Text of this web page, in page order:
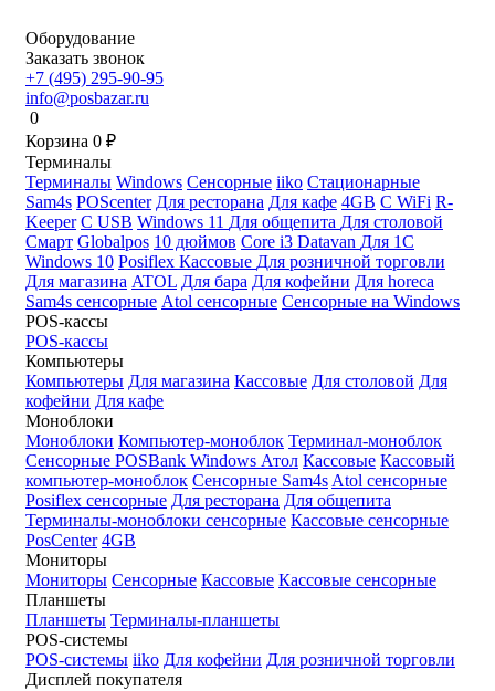
Оборудование
Заказать звонок
+7 (495) 295-90-95
info@posbazar.ru
0
Корзина 0 ₽
Терминалы
Терминалы Windows Сенсорные iiko Стационарные
Sam4s POScenter Для ресторана Для кафе 4GB С WiFi R-
Keeper С USB Windows 11 Для общепита Для столовой
Смарт Globalpos 10 дюймов Core i3 Datavan Для 1С
Windows 10 Posiflex Кассовые Для розничной торговли
Для магазина ATOL Для бара Для кофейни Для horeca
Sam4s сенсорные Atol сенсорные Сенсорные на Windows
POS-кассы
POS-кассы
Компьютеры
Компьютеры Для магазина Кассовые Для столовой Для
кофейни Для кафе
Моноблоки
Моноблоки Компьютер-моноблок Терминал-моноблок
Сенсорные POSBank Windows Атол Кассовые Кассовый
компьютер-моноблок Сенсорные Sam4s Atol сенсорные
Posiflex сенсорные Для ресторана Для общепита
Терминалы-моноблоки сенсорные Кассовые сенсорные
PosCenter 4GB
Мониторы
Мониторы Сенсорные Кассовые Кассовые сенсорные
Планшеты
Планшеты Терминалы-планшеты
POS-системы
POS-системы iiko Для кофейни Для розничной торговли
Дисплей покупателя